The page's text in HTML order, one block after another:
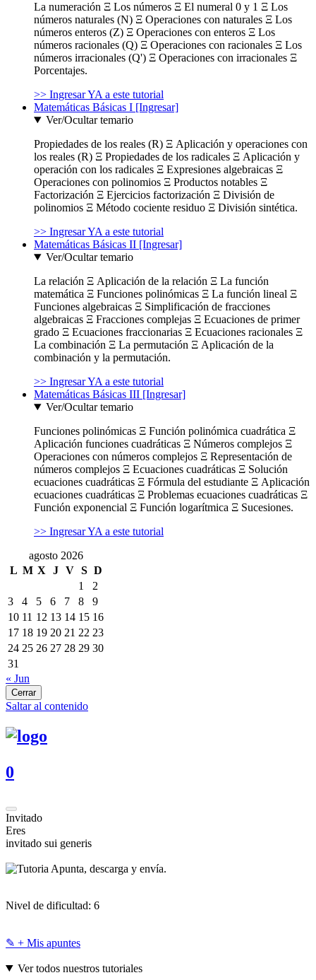
La numeración Ξ Los números Ξ El numeral 0 y 1 Ξ Los
números naturales (N) Ξ Operaciones con naturales Ξ Los
números enteros (Z) Ξ Operaciones con enteros Ξ Los
números racionales (Q) Ξ Operaciones con racionales Ξ Los
números irracionales (Q') Ξ Operaciones con irracionales Ξ
Porcentajes.
>> Ingresar YA a este tutorial
Matemáticas Básicas I [Ingresar]
Ver/Ocultar temario
Propiedades de los reales (R) Ξ Aplicación y operaciones con
los reales (R) Ξ Propiedades de los radicales Ξ Aplicación y
operación con los radicales Ξ Expresiones algebraicas Ξ
Operaciones con polinomios Ξ Productos notables Ξ
Factorización Ξ Ejercicios factorización Ξ División de
polinomios Ξ Método cociente residuo Ξ División sintética.
>> Ingresar YA a este tutorial
Matemáticas Básicas II [Ingresar]
Ver/Ocultar temario
La relación Ξ Aplicación de la relación Ξ La función
matemática Ξ Funciones polinómicas Ξ La función lineal Ξ
Funciones algebraicas Ξ Simplificación de fracciones
algebraicas Ξ Fracciones complejas Ξ Ecuaciones de primer
grado Ξ Ecuaciones fraccionarias Ξ Ecuaciones racionales Ξ
La combinación Ξ La permutación Ξ Aplicación de la
combinación y la permutación.
>> Ingresar YA a este tutorial
Matemáticas Básicas III [Ingresar]
Ver/Ocultar temario
Funciones polinómicas Ξ Función polinómica cuadrática Ξ
Aplicación funciones cuadráticas Ξ Números complejos Ξ
Operaciones con números complejos Ξ Representación de
números complejos Ξ Ecuaciones cuadráticas Ξ Solución
ecuaciones cuadráticas Ξ Fórmula del estudiante Ξ Aplicación
ecuaciones cuadráticas Ξ Problemas ecuaciones cuadráticas Ξ
Función exponencial Ξ Función logarítmica Ξ Sucesiones.
>> Ingresar YA a este tutorial
agosto 2026
L M X J V S D
1
2
3
4 5 6 7 8
9
10 11 12 13 14 15 16
17 18 19 20 21 22 23
24 25 26 27 28 29 30
31
« Jun
Cerrar
Saltar al contenido
0
Invitado
Eres
invitado sui generis
Apunta, descarga y envía.
Nivel de dificultad: 6
✎ + Mis apuntes
Ver todos nuestros tutoriales